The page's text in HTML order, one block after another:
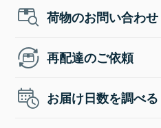
荷物のお問い合わせ
再配達のご依頼
お届け日数を調べる